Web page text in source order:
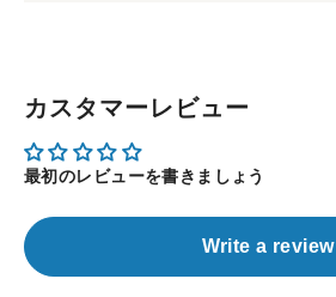
カスタマーレビュー
最初のレビューを書きましょう
Write a review